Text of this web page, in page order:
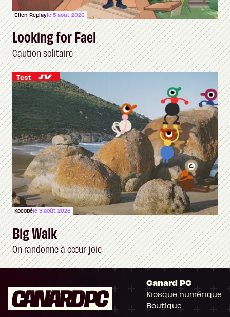
Ellen Replayle 5 août 2026
Looking for Fael
Caution solitaire
Test
Kocobéle 3 août 2026
Big Walk
On randonne à cœur joie
Canard PC
Kiosque numérique
Boutique